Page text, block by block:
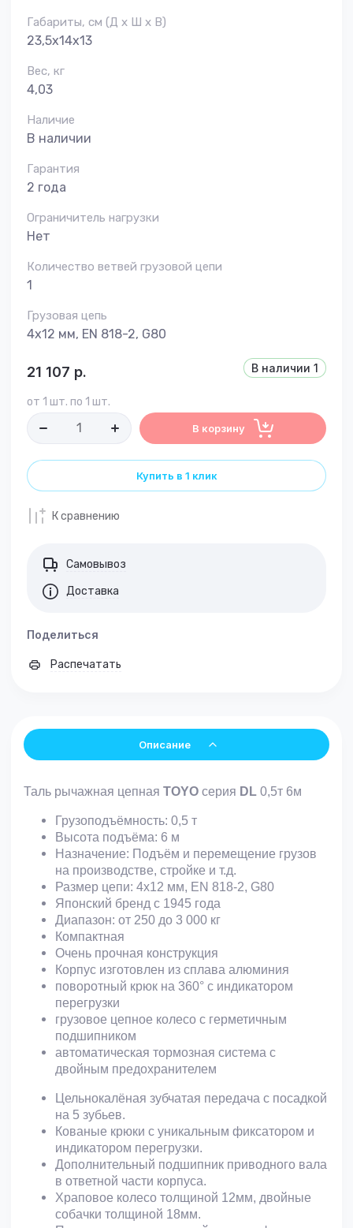
Габариты, см (Д х Ш х В)
23,5х14х13
Вес, кг
4,03
Наличие
В наличии
Гарантия
2 года
Ограничитель нагрузки
Нет
Количество ветвей грузовой цепи
1
Грузовая цепь
4х12 мм, EN 818-2, G80
В наличии 1
21 107 р.
от 1 шт. по 1 шт.
В корзину
Купить в 1 клик
К сравнению
Самовывоз
Доставка
Поделиться
Распечатать
Описание
Таль рычажная цепная TOYO серия DL 0,5т 6м
Грузоподъёмность: 0,5 т
Высота подъёма: 6 м
Назначение: Подъём и перемещение грузов
на производстве, стройке и т.д.
Размер цепи: 4х12 мм, EN 818-2, G80
Японский бренд с 1945 года
Диапазон: от 250 до 3 000 кг
Компактная
Очень прочная конструкция
Корпус изготовлен из сплава алюминия
поворотный крюк на 360° с индикатором
перегрузки
грузовое цепное колесо с герметичным
подшипником
автоматическая тормозная система с
двойным предохранителем
Цельнокалёная зубчатая передача с посадкой
на 5 зубьев.
Кованые крюки с уникальным фиксатором и
индикатором перегрузки.
Дополнительный подшипник приводного вала
в ответной части корпуса.
Храповое колесо толщиной 12мм, двойные
собачки толщиной 18мм.